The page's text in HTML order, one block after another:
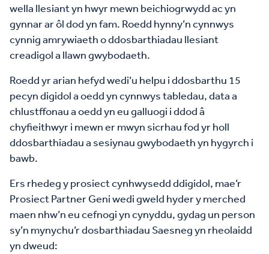
wella llesiant yn hwyr mewn beichiogrwydd ac yn
gynnar ar ôl dod yn fam. Roedd hynny’n cynnwys
cynnig amrywiaeth o ddosbarthiadau llesiant
creadigol a llawn gwybodaeth.
Roedd yr arian hefyd wedi’u helpu i ddosbarthu 15
pecyn digidol a oedd yn cynnwys tabledau, data a
chlustffonau a oedd yn eu galluogi i ddod â
chyfieithwyr i mewn er mwyn sicrhau fod yr holl
ddosbarthiadau a sesiynau gwybodaeth yn hygyrch i
bawb.
Ers rhedeg y prosiect cynhwysedd ddigidol, mae’r
Prosiect Partner Geni wedi gweld hyder y merched
maen nhw’n eu cefnogi yn cynyddu, gydag un person
sy’n mynychu’r dosbarthiadau Saesneg yn rheolaidd
yn dweud: